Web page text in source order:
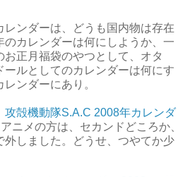
レンダーは、どうも国内物は存在
のカレンダーは何にしようか、一
正月福袋のやつとして、オタ
ールとしてのカレンダーは何にす
ンダーにあり。
攻殻機動隊S.A.C 2008年カレンダ
ニメの方は、セカンドどころか、
外しました。どうせ、つやてか少